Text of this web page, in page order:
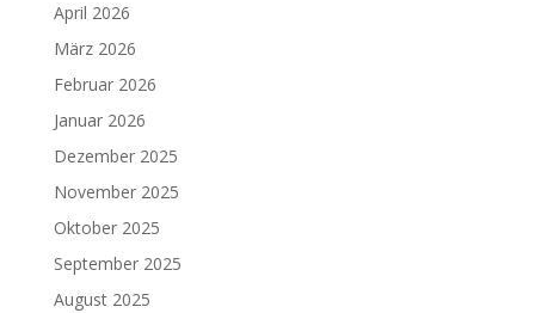
April 2026
März 2026
Februar 2026
Januar 2026
Dezember 2025
November 2025
Oktober 2025
September 2025
August 2025